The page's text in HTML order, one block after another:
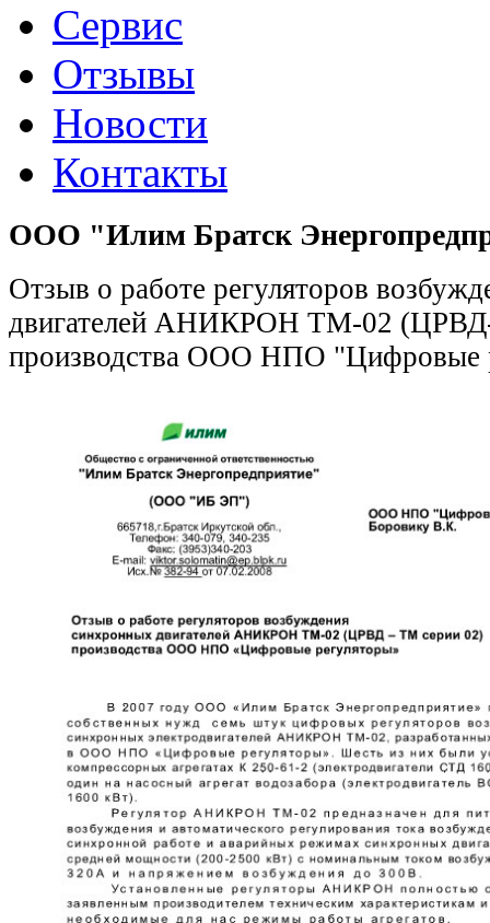
Сервис
Отзывы
Новости
Контакты
ООО "Илим Братск
Отзыв о работе регуляторов
двигателей АНИКРОН ТМ-02
производства ООО НПО "Цифровые